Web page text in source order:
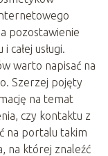
pozostawienie
usługi.
warto napisać na
Szerzej pojęty
na temat
czy kontaktu z
na portalu takim
na której znaleźć